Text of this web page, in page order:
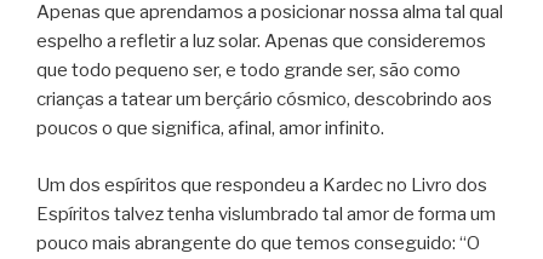
Apenas que aprendamos a posicionar nossa alma tal qual
espelho a refletir a luz solar. Apenas que consideremos
que todo pequeno ser, e todo grande ser, são como
crianças a tatear um berçário cósmico, descobrindo aos
poucos o que significa, afinal, amor infinito.
Um dos espíritos que respondeu a Kardec no Livro dos
Espíritos talvez tenha vislumbrado tal amor de forma um
pouco mais abrangente do que temos conseguido: “O